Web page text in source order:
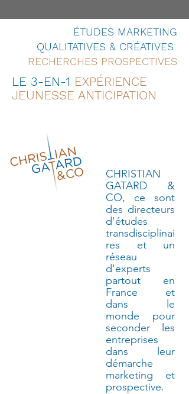
CHRISTIAN
GATARD &
CO, ce sont
des directeurs
d'études
transdisciplinai
res et un
réseau
d'experts
partout en
France et
dans le
monde pour
seconder les
entreprises
dans leur
démarche
marketing et
prospective.
ÉTUDES MARKETING
QUALITATIVES & CRÉATIVES
RECHERCHES PROSPECTIVES
LE 3-EN-1 EXPÉRIENCE
JEUNESSE ANTICIPATION